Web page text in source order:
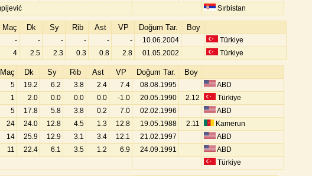
Sırbistan
Maç Dk Sy Rib Ast VP Doğum Tar. Boy
- - - - - - 10.06.2004
Türkiye
4 2.5 2.3 0.3 0.8 2.8 01.05.2002 Türkiye
Maç Dk Sy Rib Ast VP Doğum Tar. Boy
5 19.2 6.2 3.8 2.4 7.4 08.08.1995
ABD
1 2.0 0.0 0.0 0.0 -1.0 20.05.1990 2.12
Türkiye
5 17.8 5.8 3.8 0.2 7.0 02.02.1996
ABD
24 24.0 12.8 4.5 1.3 12.8 19.05.1988 2.11
Kamerun
14 25.9 12.9 3.1 3.4 12.1 21.02.1997
ABD
11 22.4 6.1 3.5 1.2 6.9 24.09.1991
ABD
Türkiye